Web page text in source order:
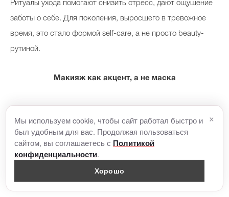
Ритуалы ухода помогают снизить стресс, дают ощущение
заботы о себе. Для поколения, выросшего в тревожное
время, это стало формой self-care, а не просто beauty-
рутиной.
Макияж как акцент, а не маска
Декоративная косметика у зумеров не исчезла совсем —
она стала инструментом для игры и самовыражения, а не
ежедневной обязанностью. Красная помада, блестки или
стрелки — скорее художественный жест, чем попытка
скрыть несовершенства.
Мы используем cookie, чтобы сайт работал быстро и
был удобным для вас. Продолжая пользоваться
сайтом, вы соглашаетесь с Политикой
конфиденциальности.
Хорошо
×